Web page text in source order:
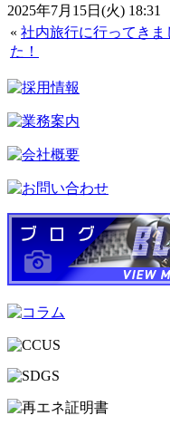
2025年7月15日(火) 18:31
« 社内旅行に行ってきま
た！